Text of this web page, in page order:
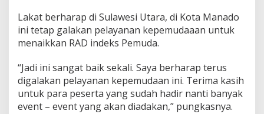
Lakat berharap di Sulawesi Utara, di Kota Manado
ini tetap galakan pelayanan kepemudaaan untuk
menaikkan RAD indeks Pemuda.
“Jadi ini sangat baik sekali. Saya berharap terus
digalakan pelayanan kepemudaan ini. Terima kasih
untuk para peserta yang sudah hadir nanti banyak
event – event yang akan diadakan,” pungkasnya.